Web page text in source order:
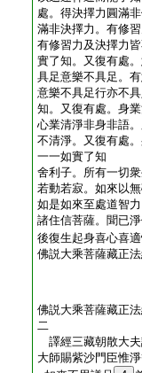
處。得決擇力圓滿
滿非決擇力。有修
有修習力及決擇力
實了知。又復有處
具足意樂不具足。
意樂不具足行亦不
知。又復有處。身
心業清淨非身非語
不清淨。又復有處
一一如實了知
舍利子。所有一切
若動若寂。如來以
如是如來至處道智
諸住信菩薩。聞已
後復生起身喜心喜
佛説大乘菩薩藏正
佛説大乘菩薩藏正
二
譯經三藏朝散大
大師賜紫沙門臣